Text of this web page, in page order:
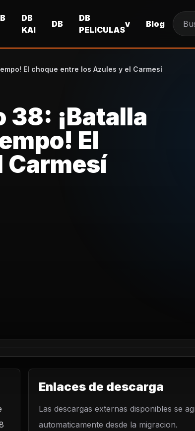
DB
KAI
DB
DB
PELICULAS
v Blog
El choque entre los Azules y el Carmesí
38: ¡Batalla
El
Carmesí
Enlaces de descarga
Las descargas externas disponibles se
automaticamente desde la migracion.